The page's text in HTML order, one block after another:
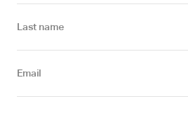
Last name
Email